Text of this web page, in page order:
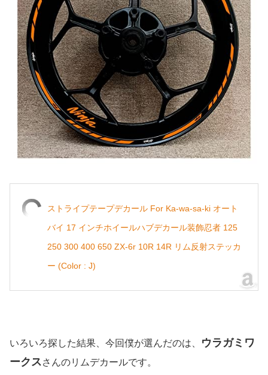
ストライプテープデカール For Ka-wa-sa-ki オート
バイ 17 インチホイールハブデカール装飾忍者 125
250 300 400 650 ZX-6r 10R 14R リム反射ステッカ
ー (Color : J)
いろいろ探した結果、今回僕が選んだのは、
ウラガミワ
ークスさんのリムデカールです。